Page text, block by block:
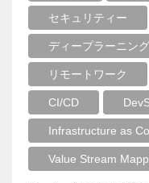
セキュリティー
ディープラーニング
リモートワーク
CI/CD
Infrastructure as
Value Stream